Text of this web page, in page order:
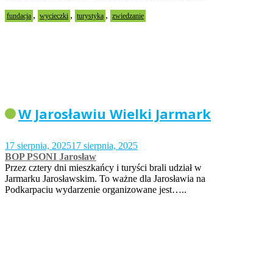
fundacja , wycieczki , turystyka , zwiedzanie
W Jarosławiu Wielki Jarmark
17 sierpnia, 202517 sierpnia, 2025
BOP PSONI Jarosław
Przez cztery dni mieszkańcy i turyści brali udział w
Jarmarku Jarosławskim. To ważne dla Jarosławia na
Podkarpaciu wydarzenie organizowane jest…..